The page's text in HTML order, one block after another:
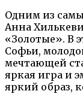
Одним из
Анна
«Золотые». В
Софьи,
мечтающей
яркая игра и
яркий образ,